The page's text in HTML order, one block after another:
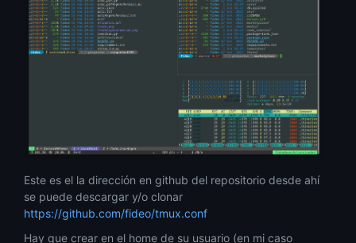
Este es el la dirección en github del repositorio desde ahí
se puede descargar y/o clonar
https://github.com/fideo/tmux.conf
Hay que crear en el home de su usuario (en mi caso